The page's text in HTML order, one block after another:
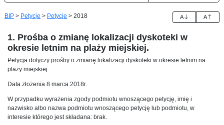
BIP > Petycje > Petycje > 2018 A A
1. Prośba o zmianę lokalizacji dyskoteki w
okresie letnim na plaży miejskiej.
Petycja dotyczy prośby o zmianę lokalizacji dyskoteki w okresie letnim na
plaży miejskiej.
Data złożenia 8 marca 2018r.
W przypadku wyrażenia zgody podmiotu wnoszącego petycję, imię i
nazwisko albo nazwa podmiotu wnoszącego petycję lub podmiotu, w
interesie którego jest składana: brak.